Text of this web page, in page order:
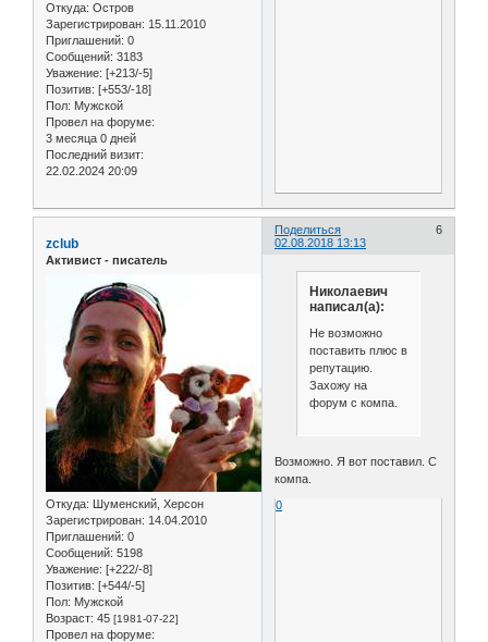
Откуда: Остров
Зарегистрирован: 15.11.2010
Приглашений: 0
Сообщений: 3183
Уважение: [+213/-5]
Позитив: [+553/-18]
Пол: Мужской
Провел на форуме:
3 месяца 0 дней
Последний визит:
22.02.2024 20:09
Поделиться
6
02.08.2018 13:13
zclub
Активист - писатель
Откуда: Шуменский, Херсон
Зарегистрирован: 14.04.2010
Приглашений: 0
Сообщений: 5198
Уважение: [+222/-8]
Позитив: [+544/-5]
Пол: Мужской
Возраст: 45 [1981-07-22]
Провел на форуме:
Николаевич
написал(а):
Не возможно
поставить плюс в
репутацию.
Захожу на
форум с компа.
Возможно. Я вот поставил. С
компа.
0